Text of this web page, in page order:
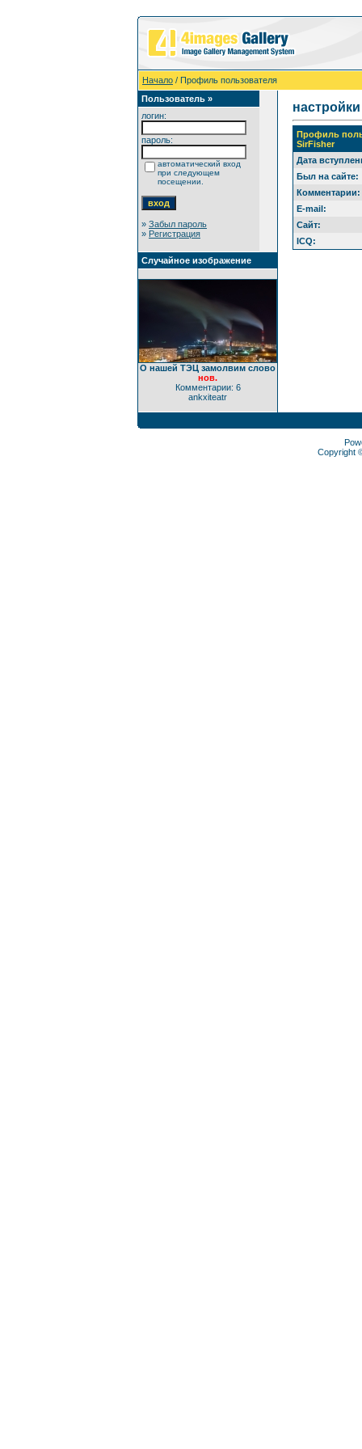
Начало / Профиль пользователя
Пользователь »
логин:
пароль:
автоматический вход
при следующем
посещении.
» Забыл пароль
» Регистрация
Случайное изображение
О нашей ТЭЦ замолвим слово
нов.
Комментарии: 6
ankxiteatr
настройки
Профиль
SirFisher
Дата
Был на сайте:
Комментарии:
E-mail:
Сайт:
ICQ:
Copyright